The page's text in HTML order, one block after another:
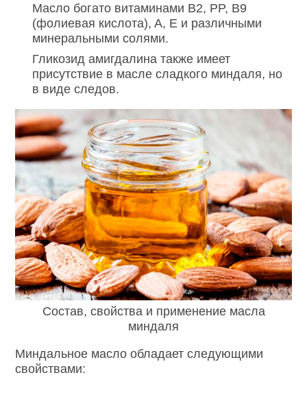
Масло богато витаминами B2, PP, B9
(фолиевая кислота), A, E и различными
минеральными солями.
Гликозид амигдалина также имеет
присутствие в масле сладкого миндаля, но
в виде следов.
Состав, свойства и применение масла
миндаля
Миндальное масло обладает следующими
свойствами: